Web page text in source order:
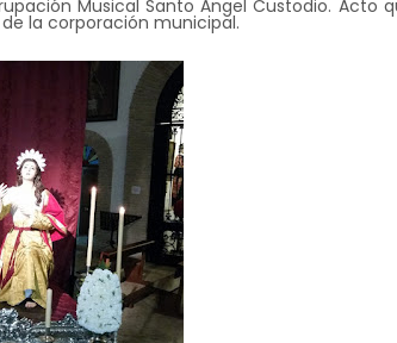
Musical Santo Ángel Custodio. Acto
la corporación municipal.